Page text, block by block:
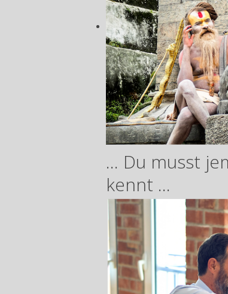
... Du musst
kennt ...